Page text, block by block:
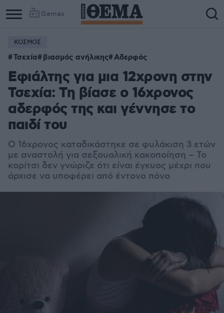
Games
ΚΟΣΜΟΣ
Τσεχία βιασμός ανήλικης Αδερφός
Εφιάλτης για μια 12χρονη στην
Τσεχία: Τη βίασε ο 16χρονος
αδερφός της και γέννησε το
παιδί του
Ο 16χρονος καταδικάστηκε σε φυλάκιση 3 ετών
με αναστολή για σεξουαλική κακοποίηση – Το
κορίτσι δεν γνώριζε ότι είναι έγκυος μέχρι που
άρχισε να υποφέρει από έντονο πόνο